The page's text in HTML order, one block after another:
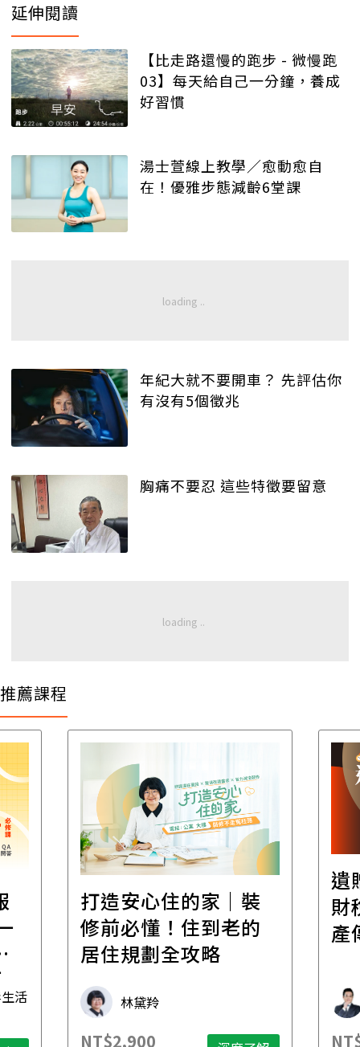
延伸閱讀
【比走路還慢的跑步 - 微慢跑
03】每天給自己一分鐘，養成
好習慣
湯士萱線上教學／愈動愈自
在！優雅步態減齡6堂課
年紀大就不要開車？ 先評估你
有沒有5個徵兆
胸痛不要忍 這些特徵要留意
推薦課程
活
打造安心住的家｜裝
修前必懂！住到老的
居住規劃全攻略
林黛羚
NT$2,900
遺
財
產